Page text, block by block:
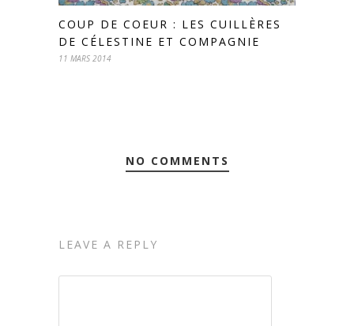
COUP DE COEUR : LES CUILLÈRES
DE CÉLESTINE ET COMPAGNIE
11 MARS 2014
NO COMMENTS
LEAVE A REPLY